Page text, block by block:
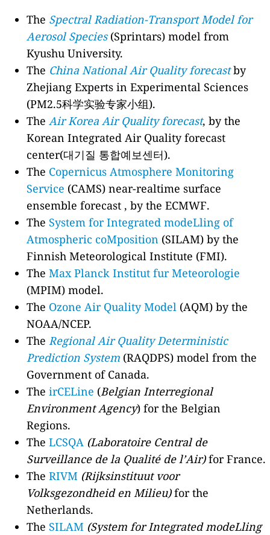
The Spectral Radiation-Transport Model for
Aerosol Species(Sprintars) model from
Kyushu University.
The China National Air Quality forecastby
Zhejiang Experts in Experimental Sciences
(PM2.5科学实验专家小组).
TheAir Korea Air Quality forecast, by the
Korean Integrated Air Quality forecast
center(대기질 통합예보센터).
The Copernicus Atmosphere Monitoring
Service (CAMS) near-realtime surface
ensemble forecast , by the ECMWF.
The System for Integrated modeLling of
Atmospheric coMposition (SILAM) by the
Finnish Meteorological Institute (FMI).
TheMax Planck Institut fur Meteorologie
(MPIM) model.
The Ozone Air Quality Model (AQM) by the
NOAA/NCEP.
TheRegional Air Quality Deterministic
Prediction System (RAQDPS) model from the
Government of Canada.
TheirCELine (Belgian Interregional
Environment Agency) for the Belgian
Regions.
TheLCSQA (Laboratoire Central de
Surveillance de la Qualité de l’Air)for France.
TheRIVM (Rijksinstituut voor
Volksgezondheid en Milieu)for the
Netherlands.
The SILAM (System for Integrated modeLling